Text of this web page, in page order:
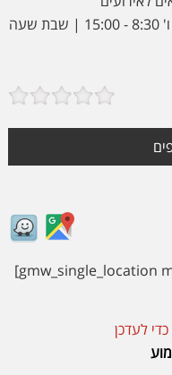
א' - ה': 08:00 - 22:00 | ו' 8:30 - 15:00 | שבת שעה
לעדכן